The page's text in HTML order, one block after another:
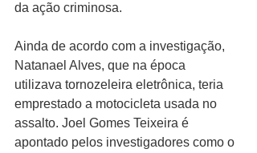
da ação criminosa.
Ainda de acordo com a investigação,
Natanael Alves, que na época
utilizava tornozeleira eletrônica, teria
emprestado a motocicleta usada no
assalto. Joel Gomes Teixeira é
apontado pelos investigadores como o